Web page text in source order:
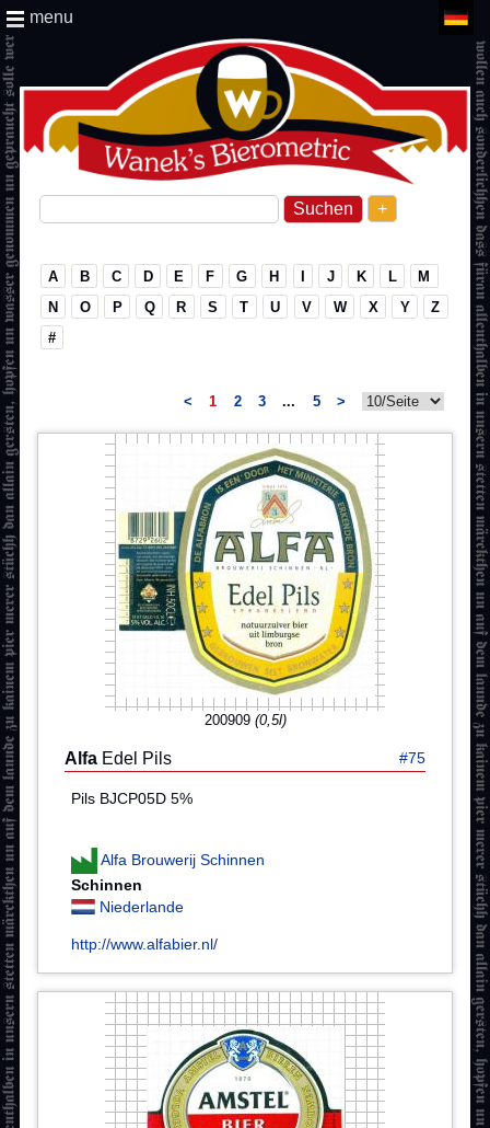
+
menu
A B C D E F G H I J K L
M
N
O P Q R S T U V W X Y
Z
#
< 1 2 3 ... 5 >
200909 (0,5l)
Alfa Edel Pils #75
Pils BJCP05D 5%
Alfa Brouwerij Schinnen
Schinnen
Niederlande
http://www.alfabier.nl/